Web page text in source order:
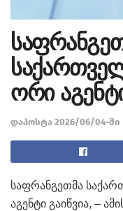
ორი
დაპოსტა 2026/06/04-ში
საფრანგეთმა
აგენტი გაიწვია, –